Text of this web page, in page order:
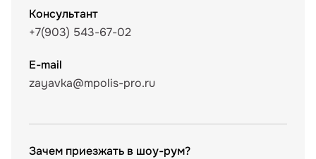
Консультант
+7(903) 543-67-02
E-mail
zayavka@mpolis-pro.ru
Зачем приезжать в шоу-рум?